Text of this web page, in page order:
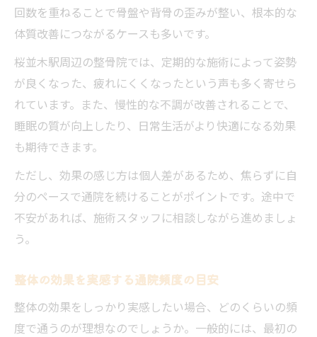
回数を重ねることで骨盤や背骨の歪みが整い、根本的な
体質改善につながるケースも多いです。
桜並木駅周辺の整骨院では、定期的な施術によって姿勢
が良くなった、疲れにくくなったという声も多く寄せら
れています。また、慢性的な不調が改善されることで、
睡眠の質が向上したり、日常生活がより快適になる効果
も期待できます。
ただし、効果の感じ方は個人差があるため、焦らずに自
分のペースで通院を続けることがポイントです。途中で
不安があれば、施術スタッフに相談しながら進めましょ
う。
整体の効果を実感する通院頻度の目安
整体の効果をしっかり実感したい場合、どのくらいの頻
度で通うのが理想なのでしょうか。一般的には、最初の